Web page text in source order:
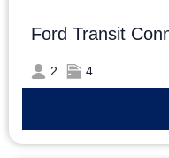
Ford Transit
2 4